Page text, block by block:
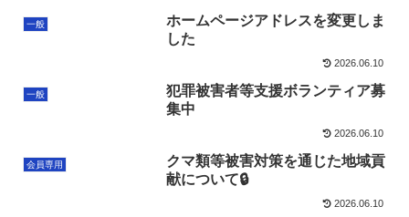
一般
ホームページアドレスを変更しま
した
2026.06.10
一般
犯罪被害者等支援ボランティア募
集中
2026.06.10
会員専用
クマ類等被害対策を通じた地域貢
献について🔒
2026.06.10